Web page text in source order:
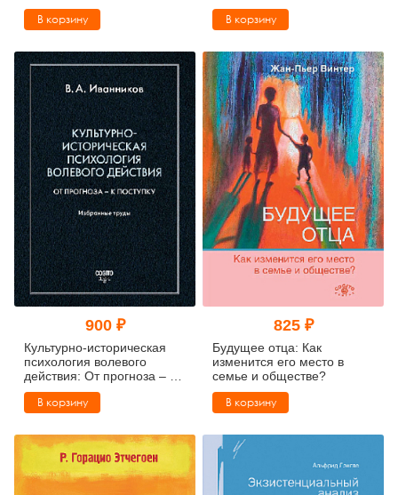
клиническая практика.
Новое издание
В корзину В корзину
900 ₽
Культурно-историческая
психология волевого
действия: От прогноза – к
поступку. Избранные труды
В корзину
825 ₽
Будущее отца: Как
изменится его место в
семье и обществе?
В корзину